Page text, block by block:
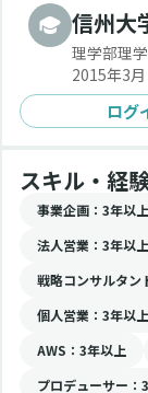
信州大
理学部理
2015年3
ログ
スキル・経
事業企画 ：3年以上
法人営業 ：3年以上
戦略コンサルタン
個人営業 ：3年以上
AWS ：3年以上
プロデューサー